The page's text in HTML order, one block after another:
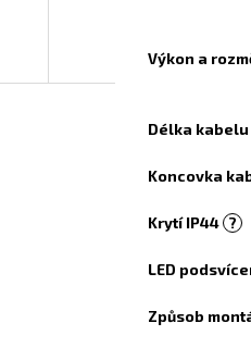
Výkon a
Délka kabelu
Koncovka
Krytí IP44 ?
LED
Způsob
TOPNÝ INFRAPANEL S